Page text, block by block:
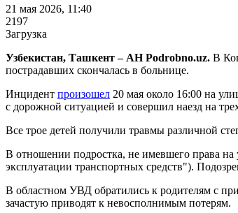
21 мая 2026, 11:40
2197
Загрузка
Узбекистан, Ташкент – АН Podrobno.uz. В
пострадавших скончалась в больнице.
Инцидент произошел 20 мая около 16:00 на
с дорожной ситуацией и совершил наезд на
Все трое детей получили травмы различной
В отношении подростка, не имевшего права на
эксплуатации транспортных средств").
В областном УВД обратились к родителям с
зачастую приводят к невосполнимым потерям.